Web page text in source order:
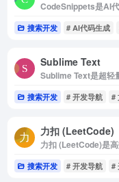
CodeSnippets是AI
搜索开发 # AI代码生成
Sublime Text
Sublime Text是超轻
搜索开发 # 开发导航 #
力扣 (LeetCode)
搜索开发 # 开发导航 #